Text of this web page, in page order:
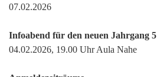
07.02.2026
Infoabend für den neuen Jahrgang 5
04.02.2026, 19.00 Uhr Aula Nahe